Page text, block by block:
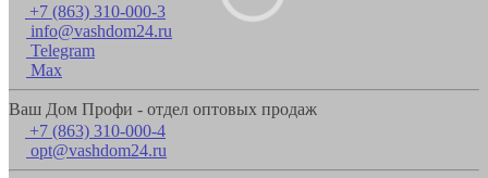
+7 (863) 310-000-3
info@vashdom24.ru
Telegram
Max
Ваш Дом Профи - отдел оптовых продаж
+7 (863) 310-000-4
opt@vashdom24.ru